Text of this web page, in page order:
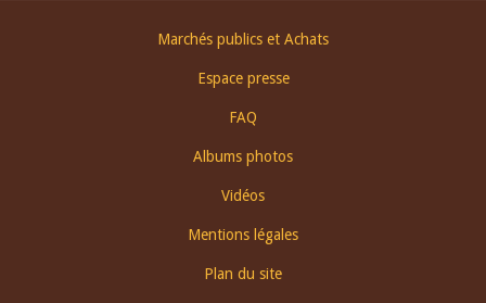
Marchés publics et Achats
Espace presse
FAQ
Albums photos
Vidéos
Mentions légales
Plan du site